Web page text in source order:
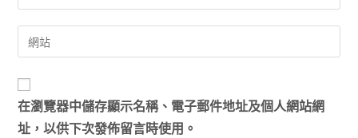
在瀏覽器中儲存顯示名稱、電子郵件地址及個人網站網
址，以供下次發佈留言時使用。